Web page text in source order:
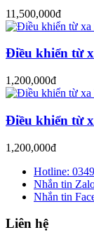
11,500,000đ
Điều khiển từ
1,200,000đ
Điều khiển từ
1,200,000đ
Hotline:
Nhắn tin
Nhắn tin
Liên hệ